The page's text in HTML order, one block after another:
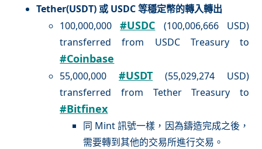
Tether(USDT) 或 USDC 等穩定幣的轉入轉出
100,000,000#USDC (100,006,666 USD)
transferred from USDC Treasury to
#Coinbase
55,000,000#USDT (55,029,274 USD)
transferred from Tether Treasury to
#Bitfinex
同 Mint 訊號一樣，因為鑄造完成之後，
需要轉到其他的交易所進行交易。